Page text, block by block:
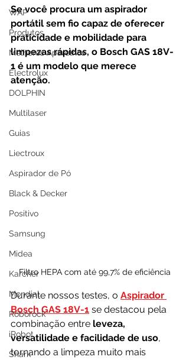
WAP
Produtos
Melhores Aparelhos
Electrolux
DOLPHIN
Multilaser
Guias
Liectroux
Aspirador de Pó
Black & Decker
Positivo
Samsung
Midea
Karcher
Mondial
Roborock
iRobot
Shark
Se você procura um aspirador
portátil sem fio capaz de oferecer
praticidade e mobilidade para
limpezas rápidas, o Bosch GAS 18V-
1 é um modelo que merece
atenção.
Filtro HEPA com até 99,7% de eficiência
Durante nossos testes, o Aspirador
Bosch GAS 18V-1 se destacou pela
combinação entre leveza,
versatilidade e facilidade de uso,
tornando a limpeza muito mais